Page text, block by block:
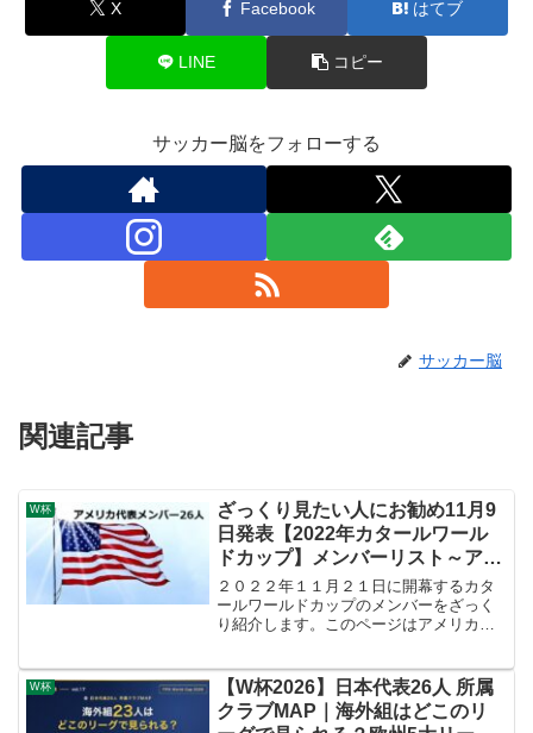
X Facebook はてブ
LINE コピー
サッカー脳をフォローする
サッカー脳
関連記事
W杯
ざっくり見たい人にお勧め11月9
日発表【2022年カタールワール
ドカップ】メンバーリスト～アメ
リカ代表編～
２０２２年１１月２１日に開幕するカタ
ールワールドカップのメンバーをざっく
り紹介します。このページはアメリカ代
W杯
【W杯2026】日本代表26人 所属
クラブMAP｜海外組はどこのリ